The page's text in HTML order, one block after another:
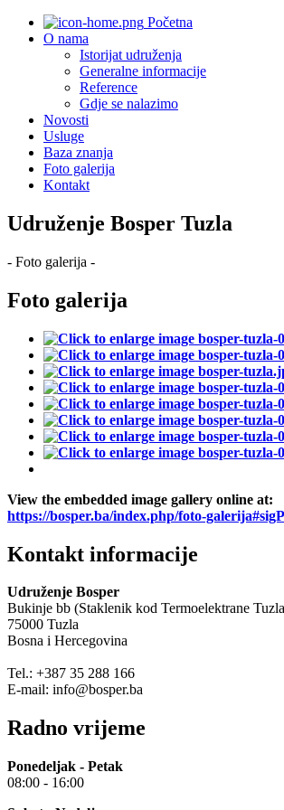
Početna
O nama
Istorijat udruženja
Generalne informacije
Reference
Gdje se nalazimo
Novosti
Usluge
Baza znanja
Foto galerija
Kontakt
Udruženje Bosper Tuzla
- Foto galerija -
Foto galerija
View the embedded image gallery online at:
https://bosper.ba/index.php/foto-
Kontakt informacije
Udruženje Bosper
Bukinje bb (Staklenik kod Termoelektrane
75000 Tuzla
Bosna i Hercegovina
Tel.: +387 35 288 166
E-mail: info@bosper.ba
Radno vrijeme
Ponedeljak - Petak
08:00 - 16:00